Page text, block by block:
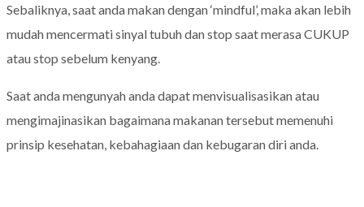
Sebaliknya, saat anda makan dengan ‘mindful’, maka akan lebih
mudah mencermati sinyal tubuh dan stop saat merasa CUKUP
atau stop sebelum kenyang.
Saat anda mengunyah anda dapat menvisualisasikan atau
mengimajinasikan bagaimana makanan tersebut memenuhi
prinsip kesehatan, kebahagiaan dan kebugaran diri anda.